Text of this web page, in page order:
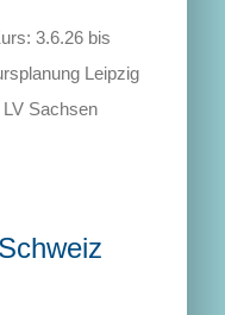
3.6.26 bis
Leipzig
Sachsen